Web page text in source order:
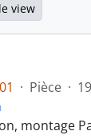
view
· Pièce ·
montage